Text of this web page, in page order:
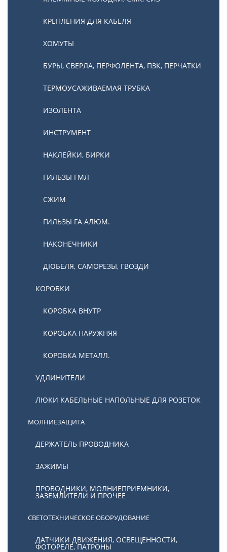
КРЕПЛЕНИЯ ДЛЯ КАБЕЛЯ
ХОМУТЫ
БУРЫ, СВЕРЛА, ПЕРФОЛЕНТА, ПЗК, ПЕРЧАТКИ
ТЕРМОУСАЖИВАЕМАЯ ТРУБКА
ИЗОЛЕНТА
ИНСТРУМЕНТ
НАКЛЕЙКИ, БИРКИ
ГИЛЬЗЫ ГМЛ
СЖИМ
ГИЛЬЗЫ ГА АЛЮМ.
НАКОНЕЧНИКИ
ДЮБЕЛЯ, САМОРЕЗЫ, ГВОЗДИ
КОРОБКИ
КОРОБКА ВНУТР
КОРОБКА НАРУЖНЯЯ
КОРОБКА МЕТАЛЛ.
УДЛИНИТЕЛИ
ЛЮКИ КАБЕЛЬНЫЕ НАПОЛЬНЫЕ ДЛЯ РОЗЕТОК
МОЛНИЕЗАЩИТА
ДЕРЖАТЕЛЬ ПРОВОДНИКА
ЗАЖИМЫ
ПРОВОДНИКИ, МОЛНИЕПРИЕМНИКИ,
ЗАЗЕМЛИТЕЛИ И ПРОЧЕЕ
СВЕТОТЕХНИЧЕСКОЕ ОБОРУДОВАНИЕ
ДАТЧИКИ ДВИЖЕНИЯ, ОСВЕЩЕННОСТИ,
ФОТОРЕЛЕ, ПАТРОНЫ